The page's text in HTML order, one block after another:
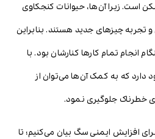
است. زیرا آن‌ها، حیوانات کنجکاوی
تجربه چیزهای جدید هستند. بنابراین
انجام تمام کارها کنارشان بود. با
دارد که به کمک آن‌ها می‌توان از
خطرناک جلوگیری نمود.
برای افزایش ایمنی سگ بیان می‌کنیم؛ تا